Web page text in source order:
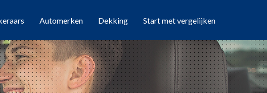
Automerken Dekking Start met vergelijken